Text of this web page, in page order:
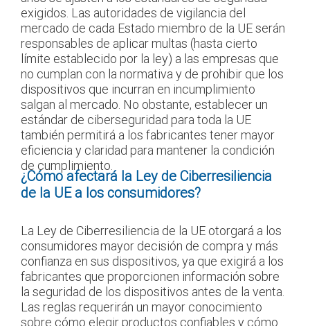
exigidos. Las autoridades de vigilancia del
mercado de cada Estado miembro de la UE serán
responsables de aplicar multas (hasta cierto
límite establecido por la ley) a las empresas que
no cumplan con la normativa y de prohibir que los
dispositivos que incurran en incumplimiento
salgan al mercado. No obstante, establecer un
estándar de ciberseguridad para toda la UE
también permitirá a los fabricantes tener mayor
eficiencia y claridad para mantener la condición
de cumplimiento.
¿Cómo afectará la Ley de Ciberresiliencia
de la UE a los consumidores?
La Ley de Ciberresiliencia de la UE otorgará a los
consumidores mayor decisión de compra y más
confianza en sus dispositivos, ya que exigirá a los
fabricantes que proporcionen información sobre
la seguridad de los dispositivos antes de la venta.
Las reglas requerirán un mayor conocimiento
sobre cómo elegir productos confiables y cómo